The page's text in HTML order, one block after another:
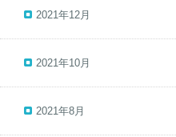
2021年12月
2021年10月
2021年8月